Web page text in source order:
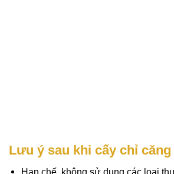
Lưu ý sau khi cấy chỉ căng
Hạn chế, không sử dụng các loại